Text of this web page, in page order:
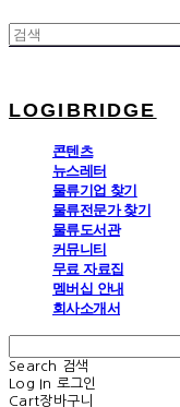
LOGIBRIDGE
콘텐츠
뉴스레터
물류기업 찾기
물류전문가 찾기
물류도서관
커뮤니티
무료 자료집
멤버십 안내
회사소개서
Search
검색
Log In 로그인
Cart장바구니